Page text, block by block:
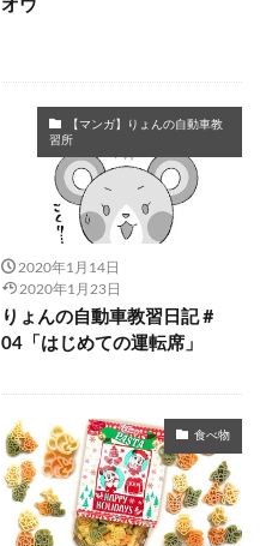
オウ
【マンガ】りょんの自動車教
習所
2020年1月14日
2020年1月23日
りょんの自動車教習日記＃
04「はじめての運転席」
食べ物